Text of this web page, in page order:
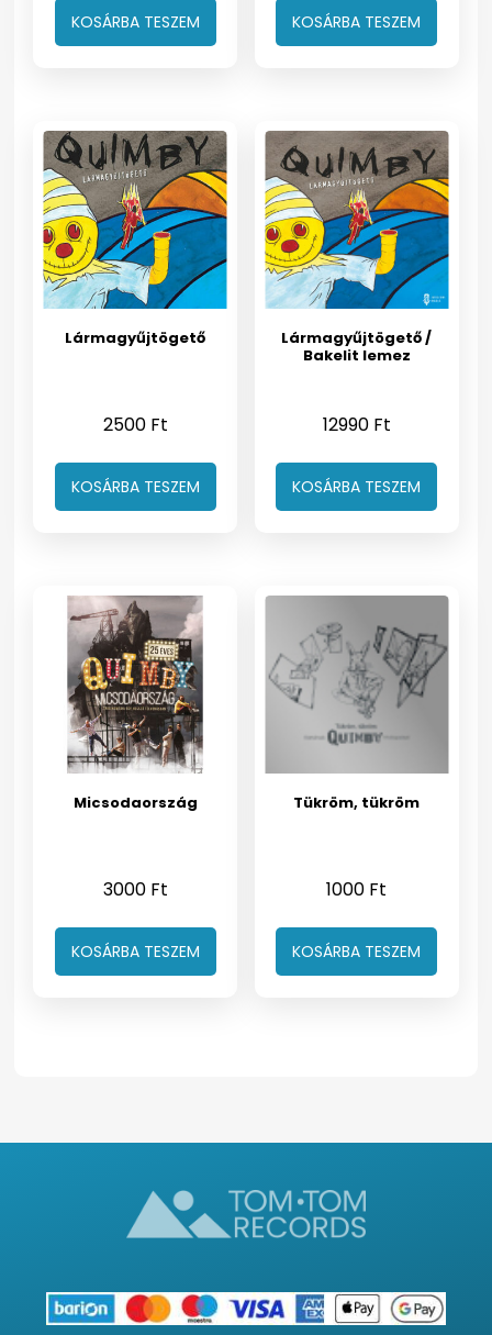
KOSÁRBA TESZEM KOSÁRBA TESZEM
Lármagyűjtögető
2500 Ft
KOSÁRBA TESZEM
Lármagyűjtögető /
Bakelit lemez
12990 Ft
KOSÁRBA TESZEM
Micsodaország
3000 Ft
KOSÁRBA TESZEM
Tükröm, tükröm
1000 Ft
KOSÁRBA TESZEM